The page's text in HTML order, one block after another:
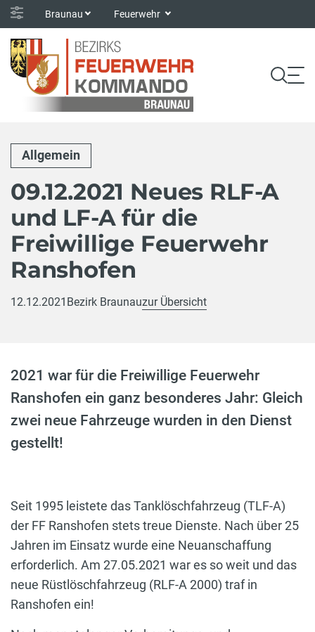
Braunau Feuerwehr
Allgemein
09.12.2021 Neues RLF-A
und LF-A für die
Freiwillige Feuerwehr
Ranshofen
12.12.2021 Bezirk Braunauzur Übersicht
2021 war für die Freiwillige Feuerwehr
Ranshofen ein ganz besonderes Jahr: Gleich
zwei neue Fahrzeuge wurden in den Dienst
gestellt!
Seit 1995 leistete das Tanklöschfahrzeug (TLF-A)
der FF Ranshofen stets treue Dienste. Nach über 25
Jahren im Einsatz wurde eine Neuanschaffung
erforderlich. Am 27.05.2021 war es so weit und das
neue Rüstlöschfahrzeug (RLF-A 2000) traf in
Ranshofen ein!